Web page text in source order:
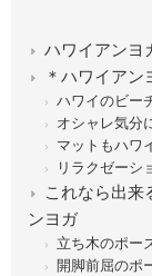
ハワイアンヨ
＊ハワイア
ハワイのビー
オシャレ気分
マットもハワ
リラクゼーシ
これなら出来
ンヨガ
立ち木のポー
開脚前屈のポ